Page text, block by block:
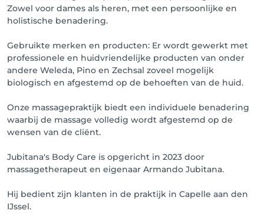
een behandeling sessie wij proberen u dan zo gauw
mogelijk terug te bellen ook kunt u ons een
Telefonisch bereikbaar tussen 14:00 - 17:00 uur op de
openingstijden. (Daarna graag mailen of whatsapp
bericht sturen)
Wij verwelkomen u gauw in ons massagepraktijk.
Uw massagetherapeut
Armando Jubitana
Zowel voor dames als heren, met een persoonlijke en
holistische benadering.
Gebruikte merken en producten: Er wordt gewerkt met
professionele en huidvriendelijke producten van onder
andere Weleda, Pino en Zechsal zoveel mogelijk
biologisch en afgestemd op de behoeften van de huid.
Onze massagepraktijk biedt een individuele benadering
waarbij de massage volledig wordt afgestemd op de
wensen van de cliënt.
Jubitana's Body Care is opgericht in 2023 door
massagetherapeut en eigenaar Armando Jubitana.
Hij bedient zijn klanten in de praktijk in Capelle aan den
IJssel.